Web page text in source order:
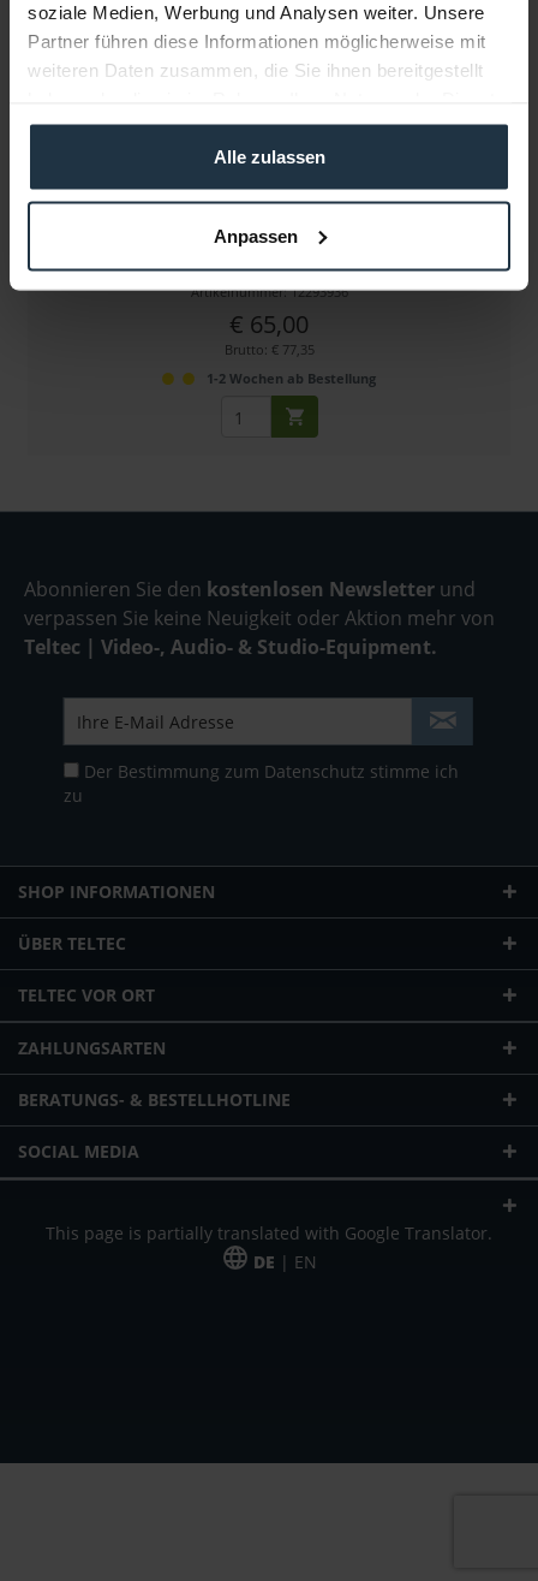
soziale Medien, Werbung und Analysen weiter. Unsere
Partner führen diese Informationen möglicherweise mit
weiteren Daten zusammen, die Sie ihnen bereitgestellt
gesammelt haben.
Alle zulassen
Anpassen
Udengo Cutter 25cm x 100cm (10" x 40")
Schwarz durchgezogene Flagge zur Lichtsteuerung
Artikelnummer: 12293936
€ 65,00
Brutto: € 77,35
1-2 Wochen ab Bestellung
Abonnieren Sie den kostenlosen Newsletter und
verpassen Sie keine Neuigkeit oder Aktion mehr von
Teltec | Video-, Audio- & Studio-Equipment.
Der Bestimmung zum Datenschutz stimme ich
zu
SHOP INFORMATIONEN
ÜBER TELTEC
TELTEC VOR ORT
ZAHLUNGSARTEN
BERATUNGS- & BESTELLHOTLINE
SOCIAL MEDIA
This page is partially translated with Google Translator.
DE | EN